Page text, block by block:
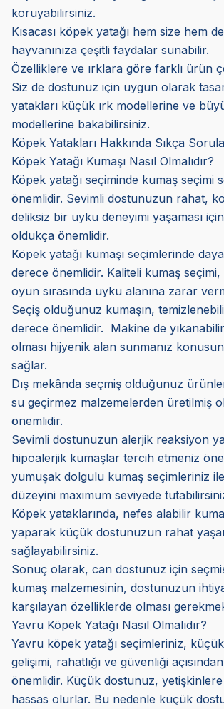
koruyabilirsiniz.
Kısacası köpek yatağı hem size hem
hayvanınıza çeşitli faydalar sunabilir.
Özelliklere ve ırklara göre farklı ürün
Siz de dostunuz için uygun olarak
yatakları küçük ırk modellerine ve
modellerine bakabilirsiniz.
Köpek Yatakları Hakkında Sıkça
Köpek Yatağı Kumaşı Nasıl Olmalıdır?
Köpek yatağı seçiminde kumaş seçimi
önemlidir. Sevimli dostunuzun rahat,
deliksiz bir uyku deneyimi yaşaması
oldukça önemlidir.
Köpek yatağı kumaşı seçimlerinde
derece önemlidir. Kaliteli kumaş
oyun sırasında uyku alanına zarar
Seçiş olduğunuz kumaşın,
derece önemlidir. Makine de
olması hijyenik alan sunmanız
sağlar.
Dış mekânda seçmiş olduğunuz
su geçirmez malzemelerden üretilmiş
önemlidir.
Sevimli dostunuzun alerjik reaksiyon
hipoalerjik kumaşlar tercih etmeniz
yumuşak dolgulu kumaş seçimleriniz
düzeyini maximum seviyede
Köpek yataklarında, nefes alabilir
yaparak küçük dostunuzun rahat
sağlayabilirsiniz.
Sonuç olarak, can dostunuz için
kumaş malzemesinin, dostunuzun
karşılayan özelliklerde olması
Yavru Köpek Yatağı Nasıl Olmalıdır?
Yavru köpek yatağı seçimleriniz,
gelişimi, rahatlığı ve güvenliği
önemlidir. Küçük dostunuz,
hassas olurlar. Bu nedenle küçük